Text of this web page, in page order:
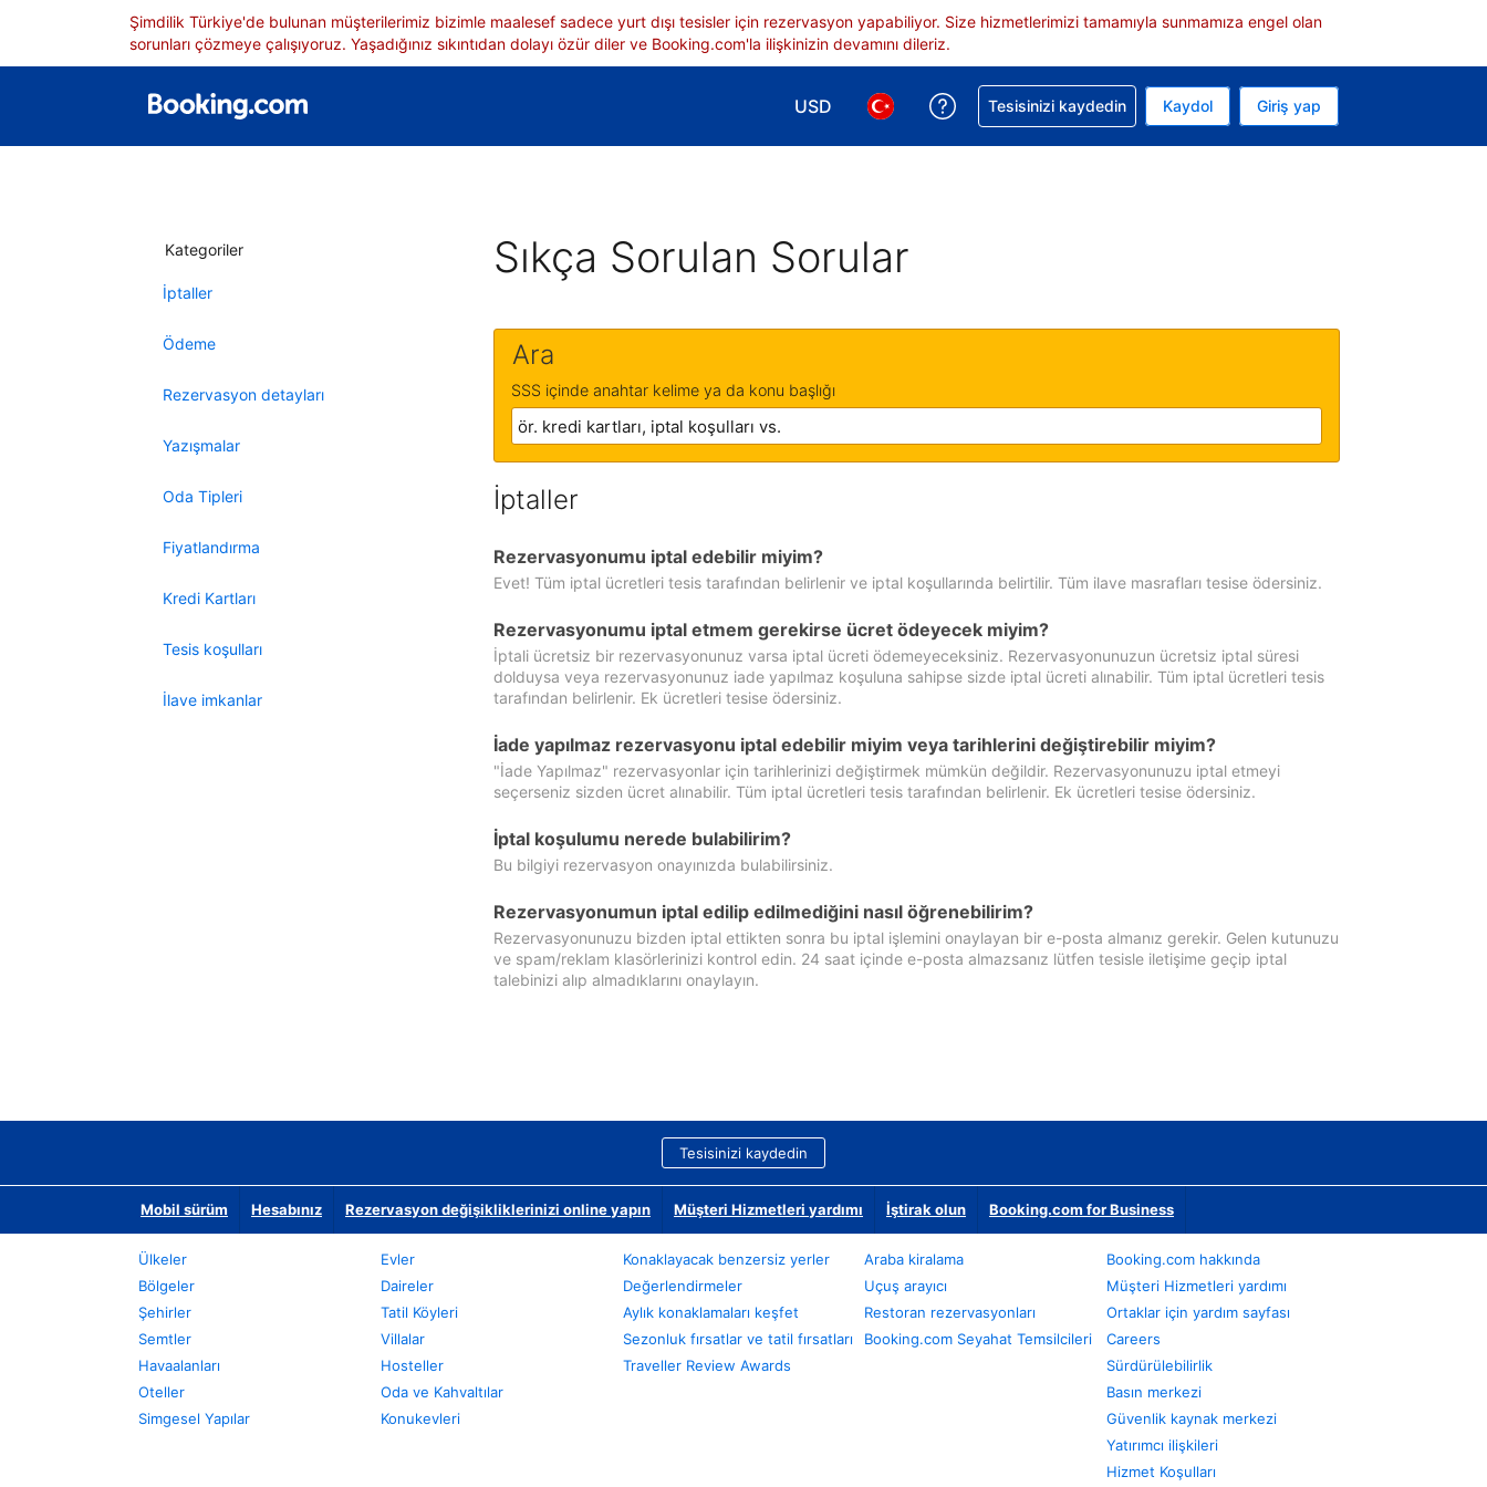
Şimdilik Türkiye'de bulunan müşterilerimiz bizimle maalesef sadece yurt dışı tesisler için rezervasyon yapabiliyor. Size hizmetlerimizi tamamıyla sunmamıza engel olan
sorunları çözmeye çalışıyoruz. Yaşadığınız sıkıntıdan dolayı özür diler ve Booking.com'la ilişkinizin devamını dileriz.
USD
Para birimi seçimi yap. Mevcut para biriminiz ABD doları
Dil seçimi yap. Mevcut diliniz Türkçe
Rezervasyonunuzla ilgili yardım alın
Tesisinizi kaydedin Kaydol Giriş yap
Kategoriler
İptaller
Ödeme
Rezervasyon detayları
Yazışmalar
Oda Tipleri
Fiyatlandırma
Kredi Kartları
Tesis koşulları
İlave imkanlar
Sıkça Sorulan Sorular
Ara
SSS içinde anahtar kelime ya da konu başlığı
İptaller
Rezervasyonumu iptal edebilir miyim?
Evet! Tüm iptal ücretleri tesis tarafından belirlenir ve iptal koşullarında belirtilir. Tüm ilave masrafları tesise ödersiniz.
Rezervasyonumu iptal etmem gerekirse ücret ödeyecek miyim?
İptali ücretsiz bir rezervasyonunuz varsa iptal ücreti ödemeyeceksiniz. Rezervasyonunuzun ücretsiz iptal süresi
dolduysa veya rezervasyonunuz iade yapılmaz koşuluna sahipse sizde iptal ücreti alınabilir. Tüm iptal ücretleri tesis
tarafından belirlenir. Ek ücretleri tesise ödersiniz.
İade yapılmaz rezervasyonu iptal edebilir miyim veya tarihlerini değiştirebilir miyim?
"İade Yapılmaz" rezervasyonlar için tarihlerinizi değiştirmek mümkün değildir. Rezervasyonunuzu iptal etmeyi
seçerseniz sizden ücret alınabilir. Tüm iptal ücretleri tesis tarafından belirlenir. Ek ücretleri tesise ödersiniz.
İptal koşulumu nerede bulabilirim?
Bu bilgiyi rezervasyon onayınızda bulabilirsiniz.
Rezervasyonumun iptal edilip edilmediğini nasıl öğrenebilirim?
Rezervasyonunuzu bizden iptal ettikten sonra bu iptal işlemini onaylayan bir e-posta almanız gerekir. Gelen kutunuzu
ve spam/reklam klasörlerinizi kontrol edin. 24 saat içinde e-posta almazsanız lütfen tesisle iletişime geçip iptal
talebinizi alıp almadıklarını onaylayın.
Tesisinizi kaydedin
Mobil sürüm Hesabınız Rezervasyon değişikliklerinizi online yapın Müşteri Hizmetleri yardımı İştirak olun Booking.com for Business
Ülkeler
Bölgeler
Şehirler
Semtler
Havaalanları
Oteller
Simgesel Yapılar
Evler
Daireler
Tatil Köyleri
Villalar
Hosteller
Oda ve Kahvaltılar
Konukevleri
Konaklayacak benzersiz yerler
Değerlendirmeler
Aylık konaklamaları keşfet
Sezonluk fırsatlar ve tatil fırsatları
Traveller Review Awards
Araba kiralama
Uçuş arayıcı
Restoran rezervasyonları
Booking.com Seyahat Temsilcileri
Booking.com hakkında
Müşteri Hizmetleri yardımı
Ortaklar için yardım sayfası
Careers
Sürdürülebilirlik
Basın merkezi
Güvenlik kaynak merkezi
Yatırımcı ilişkileri
Hizmet Koşulları